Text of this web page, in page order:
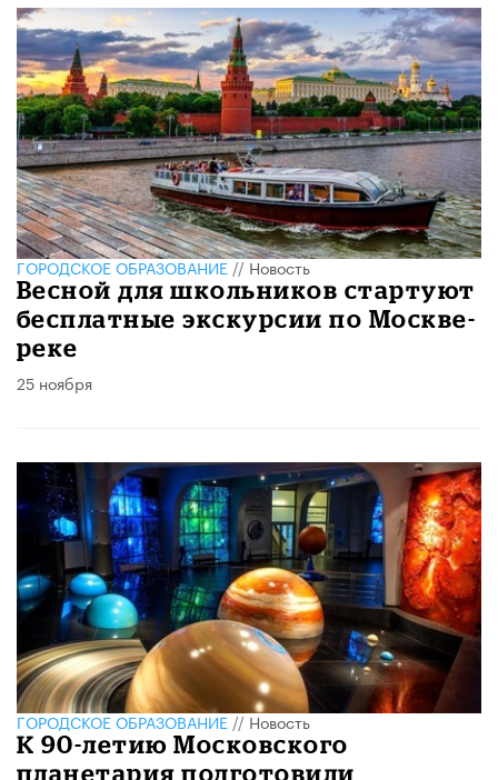
ГОРОДСКОЕ ОБРАЗОВАНИЕ//Новость
Весной для школьников стартуют
бесплатные экскурсии по Москве-
реке
25 ноября
ГОРОДСКОЕ ОБРАЗОВАНИЕ//Новость
К 90-летию Московского
планетария подготовили